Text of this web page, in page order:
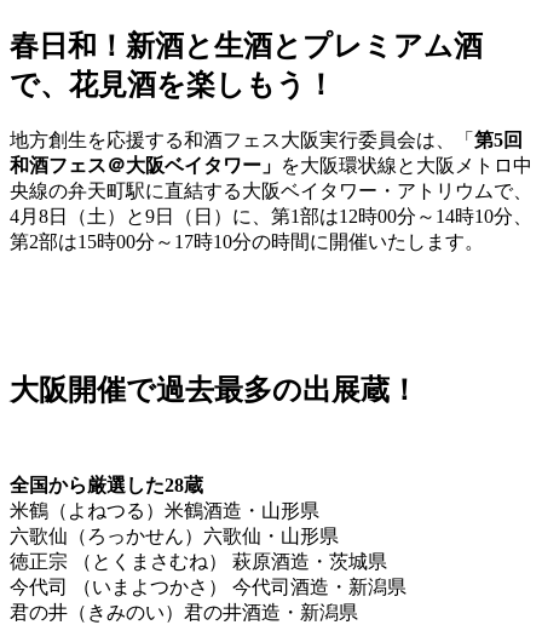
春日和！新酒と生酒とプレミアム酒
で、花見酒を楽しもう！
地方創生を応援する和酒フェス大阪実行委員会は、「 第5回
和酒フェス＠大阪ベイタワー」 を大阪環状線と大阪メトロ中
央線の弁天町駅に直結する大阪ベイタワー・アトリウムで、
4月8日（土）と9日（日）に、第1部は12時00分～14時10分、
第2部は15時00分～17時10分の時間に開催いたします。
大阪開催で過去最多の出展蔵！
全国から厳選した28蔵
米鶴（よねつる）米鶴酒造・山形県
六歌仙（ろっかせん）六歌仙・山形県
徳正宗 （とくまさむね） 萩原酒造・茨城県
今代司 （いまよつかさ） 今代司酒造・新潟県
君の井（きみのい）君の井酒造・新潟県